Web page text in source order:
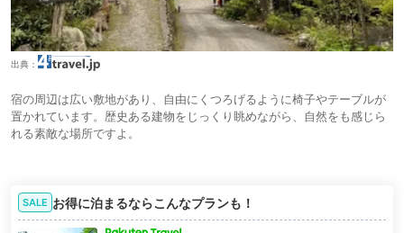
出典：
宿の周辺は広い敷地があり、自由にくつろげるように椅子やテーブルが
置かれています。歴史ある建物をじっくり眺めながら、自然をも感じら
れる素敵な場所ですよ。
SALE お得に泊まるならこんなプランも！